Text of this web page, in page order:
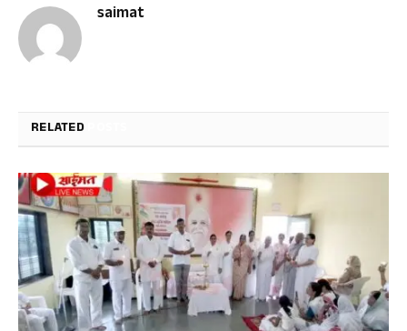
saimat
RELATED